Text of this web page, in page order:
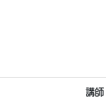
講師